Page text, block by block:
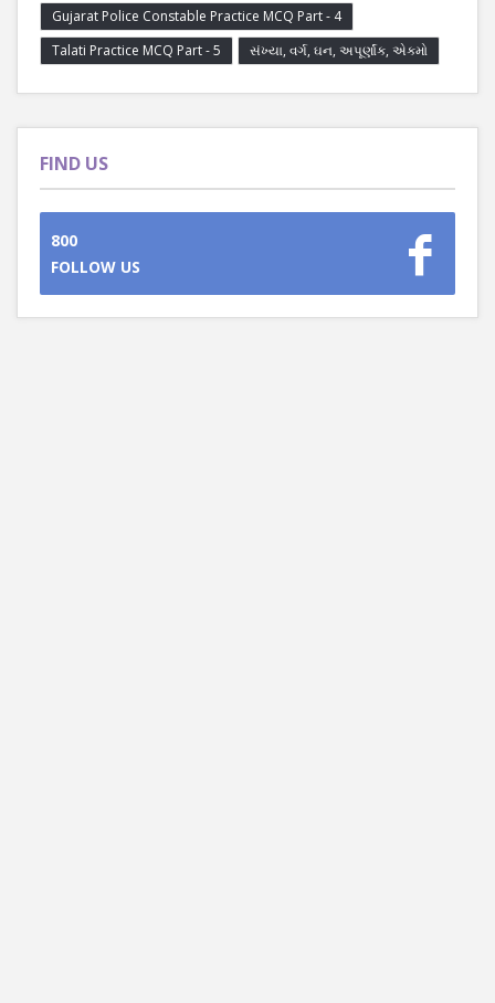
Gujarat Police Constable Practice MCQ Part - 4
Talati Practice MCQ Part - 5
સંખ્યા, વર્ગ, ઘન, અપૂર્ણાંક, એકમો
FIND US
800
FOLLOW US